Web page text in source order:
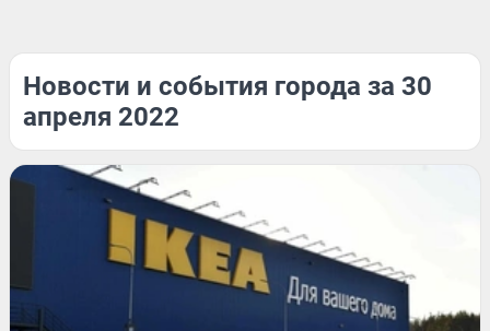
Новости и события города за 30
апреля 2022